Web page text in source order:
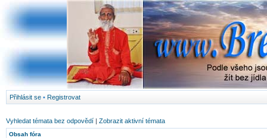
Přihlásit se • Registrovat
Vyhledat témata bez odpovědí | Zobrazit aktivní témata
Obsah fóra